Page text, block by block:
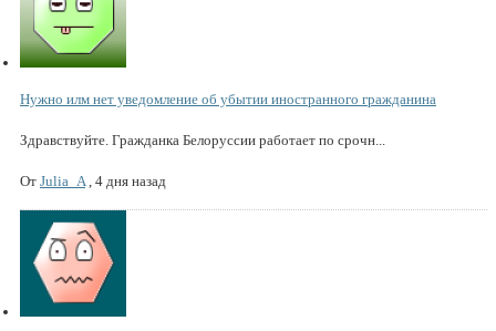
Нужно илм нет уведомление об убытии иностранного гражданина
Здравствуйте. Гражданка Белоруссии работает по срочн...
От Julia_A, 4 дня назад